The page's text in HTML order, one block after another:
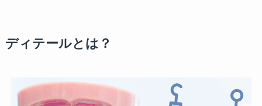
ディテールとは？